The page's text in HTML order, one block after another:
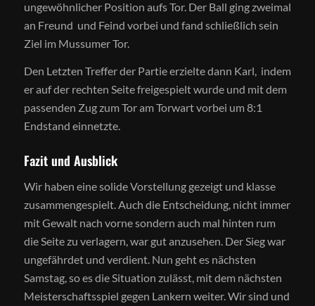
ungewöhnlicher Position aufs Tor. Der Ball ging zweimal
an Freund und Feind vorbei und fand schließlich sein
Ziel im Mussumer Tor.
Den Letzten Treffer der Partie erzielte dann Karl, indem
er auf der rechten Seite freigespielt wurde und mit dem
passenden Zug zum Tor am Torwart vorbei um 8:1
Endstand einnetzte.
Fazit und Ausblick
Wir haben eine solide Vorstellung gezeigt und klasse
zusammengespielt. Auch die Entscheidung, nicht immer
mit Gewalt nach vorne sondern auch mal hinten rum
die Seite zu verlagern, war gut anzusehen. Der Sieg war
ungefährdet und verdient. Nun geht es nächsten
Samstag, so es die Situation zulässt, mit dem nächsten
Meisterschaftsspiel gegen Lankern weiter. Wir sind und